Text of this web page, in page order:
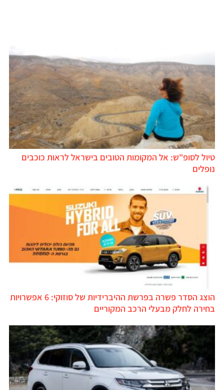
טיול לסופ"ש: אל המקומות הטובים בישראל לראות כוכבים
נופלים
הוצג הסדר פשרה בפרשת ההיברידיות של סוזוקי: 6 אפשרויות
בחירה לחלק מבעלי הרכב המקוריים